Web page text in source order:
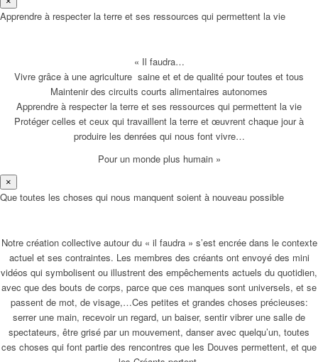
Apprendre à respecter la terre et ses ressources qui permettent la vie
« Il faudra…
Vivre grâce à une agriculture saine et et de qualité pour toutes et tous
Maintenir des circuits courts alimentaires autonomes
Apprendre à respecter la terre et ses ressources qui permettent la vie
Protéger celles et ceux qui travaillent la terre et œuvrent chaque jour à
produire les denrées qui nous font vivre…
Pour un monde plus humain »
×
Que toutes les choses qui nous manquent soient à nouveau possible
Notre création collective autour du « il faudra » s’est encrée dans le contexte
actuel et ses contraintes. Les membres des créants ont envoyé des mini
vidéos qui symbolisent ou illustrent des empêchements actuels du quotidien,
avec que des bouts de corps, parce que ces manques sont universels, et se
passent de mot, de visage,…Ces petites et grandes choses précieuses:
serrer une main, recevoir un regard, un baiser, sentir vibrer une salle de
spectateurs, être grisé par un mouvement, danser avec quelqu’un, toutes
ces choses qui font partie des rencontres que les Douves permettent, et que